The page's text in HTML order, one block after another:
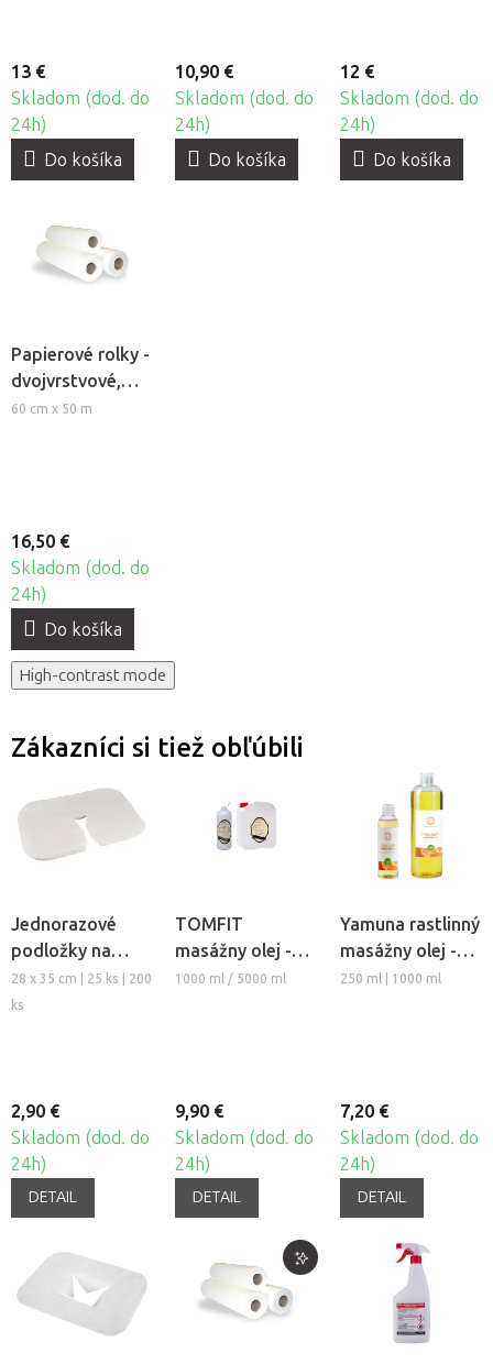
13 €
Skladom (dod. do
24h)
Do košíka
10,90 €
Skladom (dod. do
24h)
Do košíka
12 €
Skladom (dod. do
24h)
Do košíka
Papierové rolky -
dvojvrstvové,
perforované 60,
60 cm x 50 m
16,50 €
Skladom (dod. do
24h)
Do košíka
High-contrast mode
Zákazníci si tiež obľúbili
Jednorazové
podložky na
podhlavník z
netkanej textílie
28 x 35 cm | 25 ks | 200
ks
2,90 €
Skladom (dod. do
24h)
DETAIL
TOMFIT
masážny olej -
základný
1000 ml / 5000 ml
9,90 €
Skladom (dod. do
24h)
DETAIL
Yamuna rastlinný
masážny olej -
Pomaranč-
250 ml | 1000 ml
7,20 €
Skladom (dod. do
24h)
DETAIL